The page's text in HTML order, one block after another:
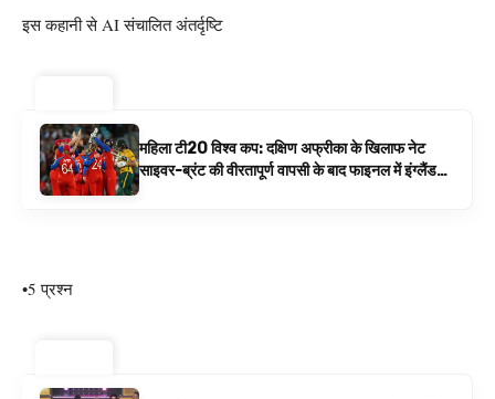
इस कहानी से AI संचालित अंतर्दृष्टि
महिला टी20 विश्व कप: दक्षिण अफ्रीका के खिलाफ नेट
साइवर-ब्रंट की वीरतापूर्ण वापसी के बाद फाइनल में इंग्लैंड
•5 प्रश्न